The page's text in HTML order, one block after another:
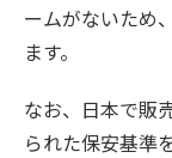
ームがないため
ます。
なお、日本で販
られた保安基準